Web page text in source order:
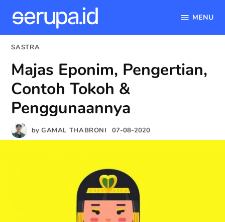
content
MENU
POSTED
SASTRA
Majas Eponim, Pengertian,
Contoh Tokoh &
Penggunaannya
by GAMAL THABRONI 07-08-2020